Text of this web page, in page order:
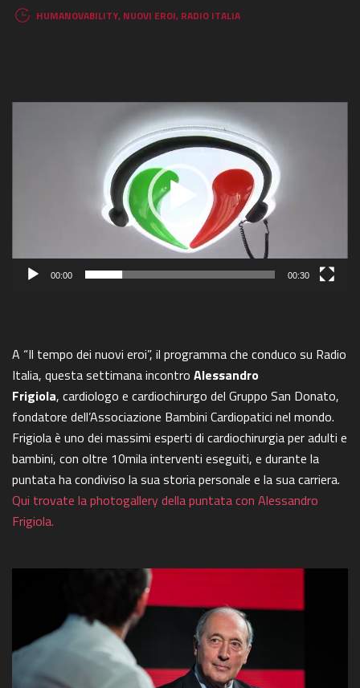
HUMANOVABILITY, NUOVI EROI, RADIO ITALIA
00:00 00:30
A “Il tempo dei nuovi eroi”, il programma che conduco su Radio
Italia, questa settimana incontro Alessandro
Frigiola, cardiologo e cardiochirurgo del Gruppo San Donato,
fondatore dell’Associazione Bambini Cardiopatici nel mondo.
Frigiola è uno dei massimi esperti di cardiochirurgia per adulti e
bambini, con oltre 10mila interventi eseguiti, e durante la
puntata ha condiviso la sua storia personale e la sua carriera.
Qui trovate la photogallery della puntata con Alessandro
Frigiola.